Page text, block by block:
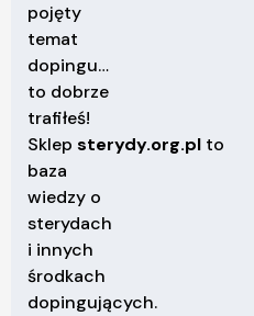
pojęty
temat
dopingu…
to dobrze
trafiłeś!
Sklep sterydy.org.pl to
baza
wiedzy o
sterydach
i innych
środkach
dopingujących.